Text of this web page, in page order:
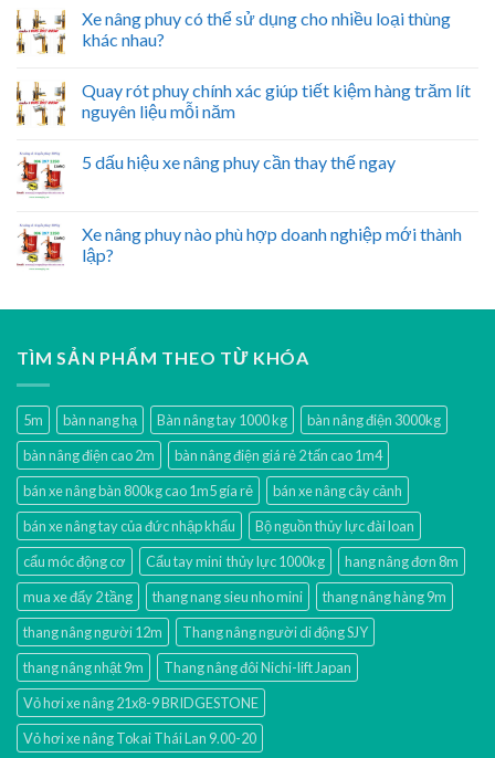
Xe nâng phuy có thể sử dụng cho nhiều loại thùng
khác nhau?
Quay rót phuy chính xác giúp tiết kiệm hàng trăm lít
nguyên liệu mỗi năm
5 dấu hiệu xe nâng phuy cần thay thế ngay
Xe nâng phuy nào phù hợp doanh nghiệp mới thành
lập?
TÌM SẢN PHẨM THEO TỪ KHÓA
5m bàn nang hạ Bàn nâng tay 1000 kg
bàn nâng điện 3000kg
bàn nâng điện cao 2m
bàn nâng điện giá rẻ 2 tấn cao 1m4
bán xe nâng bàn 800kg cao 1m5 gía rẻ
bán xe nâng cây cảnh
bán xe nâng tay của đức nhập khẩu
Bộ nguồn thủy lực đài loan
cẩu móc động cơ
Cẩu tay mini thủy lực 1000kg
hang nâng đơn 8m
mua xe đẩy 2 tầng
thang nang sieu nho mini
thang nâng hàng 9m
thang nâng người 12m
Thang nâng người di động SJY
thang nâng nhật 9m
Thang nâng đôi Nichi-lift Japan
Vỏ hơi xe nâng 21x8-9 BRIDGESTONE
Vỏ hơi xe nâng Tokai Thái Lan 9.00-20